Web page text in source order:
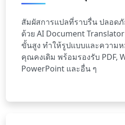
สัมผัสการแปลที่ราบรื่น ปลอด
ด้วย AI Document
ขั้นสูง ทำให้รูปแบบและความห
คุณคงเดิม พร้อมรองรับ PDF,
PowerPoint และอื่น ๆ